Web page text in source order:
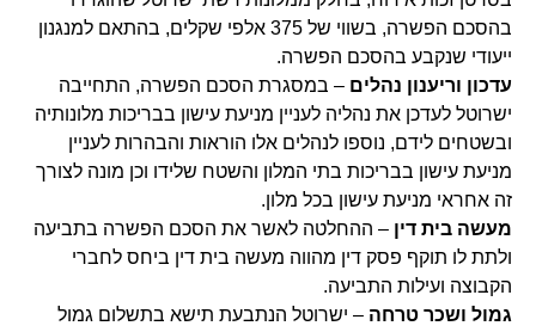
בהסכם הפשרה, בשווי של 375 אלפי שקלים, בהתאם למנגנון
ייעודי שנקבע בהסכם הפשרה.
עדכון וריענון נהלים – במסגרת הסכם הפשרה, התחייבה
ישרוטל לעדכן את נהליה לעניין מניעת עישון בבריכות מלונותיה
ובשטחים לידם, נוספו לנהלים אלו הוראות והבהרות לעניין
מניעת עישון בבריכות בתי המלון והשטח שלידו וכן מונה לצורך
זה אחראי מניעת עישון בכל מלון.
מעשה בית דין – ההחלטה לאשר את הסכם הפשרה בתביעה
ולתת לו תוקף פסק דין מהווה מעשה בית דין ביחס לחברי
הקבוצה ועילות התביעה.
גמול ושכר טרחה – ישרוטל הנתבעת תישא בתשלום גמול